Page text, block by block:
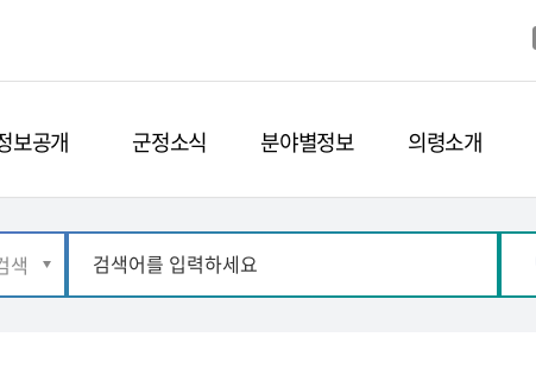
보공개 군정소식 분야별정보 의령소개